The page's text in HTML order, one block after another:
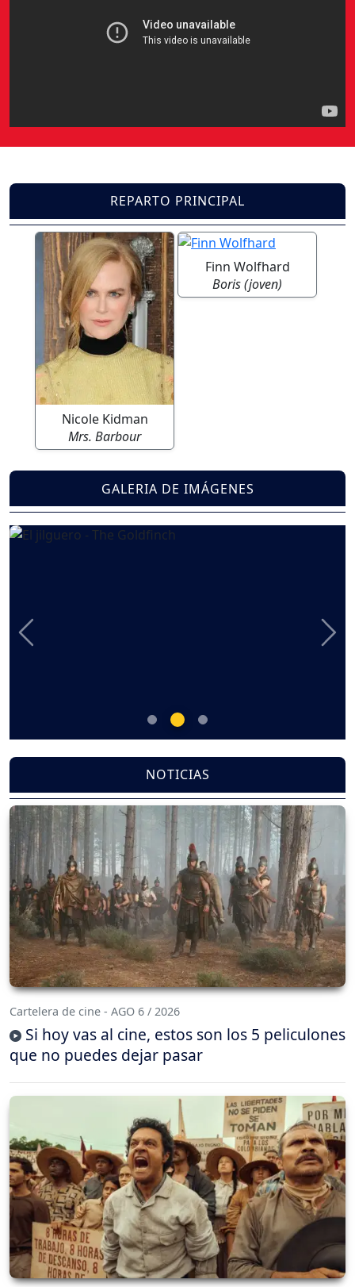
REPARTO PRINCIPAL
Nicole Kidman
Mrs. Barbour
Finn Wolfhard
Boris (joven)
GALERIA DE IMÁGENES
Previous Next
NOTICIAS
Cartelera de cine - AGO 6 / 2026
Si hoy vas al cine, estos son los 5 peliculones
que no puedes dejar pasar